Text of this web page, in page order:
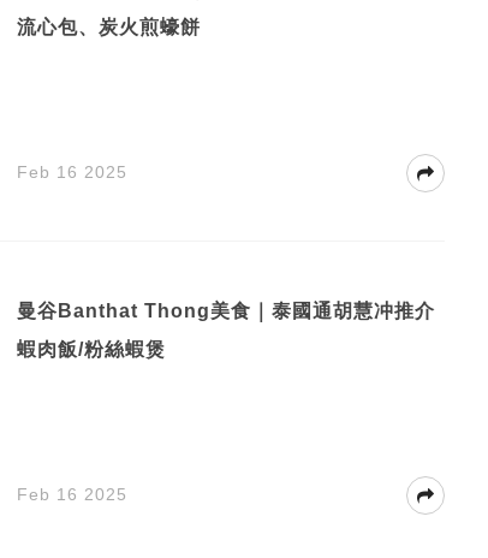
流心包、炭火煎蠔餅
Feb 16 2025
曼谷Banthat Thong美食｜泰國通胡慧冲推介
蝦肉飯/粉絲蝦煲
Feb 16 2025